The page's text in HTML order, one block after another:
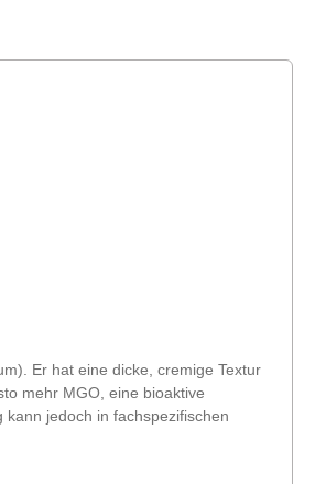
Er hat eine dicke, cremige Textur
mehr MGO, eine bioaktive
jedoch in fachspezifischen